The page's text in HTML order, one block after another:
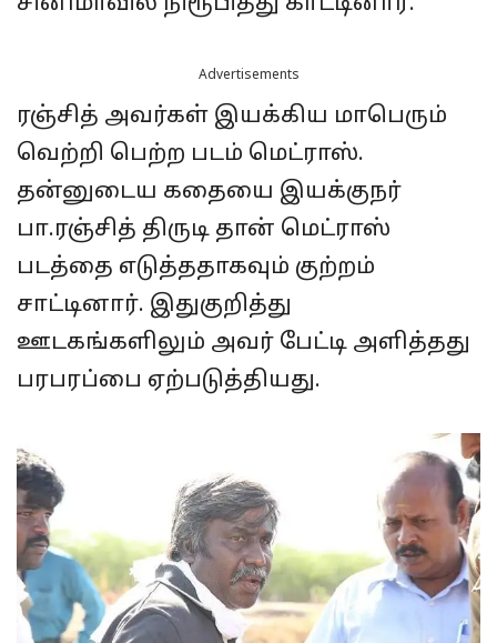
Advertisements
ரஞ்சித் அவர்கள் இயக்கிய மாபெரும்
வெற்றி பெற்ற படம் மெட்ராஸ்.
தன்னுடைய கதையை இயக்குநர்
பா.ரஞ்சித் திருடி தான் மெட்ராஸ்
படத்தை எடுத்ததாகவும் குற்றம்
சாட்டினார். இதுகுறித்து
ஊடகங்களிலும் அவர் பேட்டி அளித்தது
பரபரப்பை ஏற்படுத்தியது.